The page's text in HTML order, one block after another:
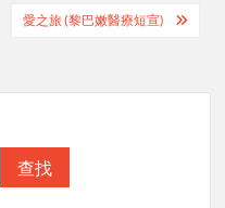
愛之旅 (黎巴嫩醫療短宣)
查找